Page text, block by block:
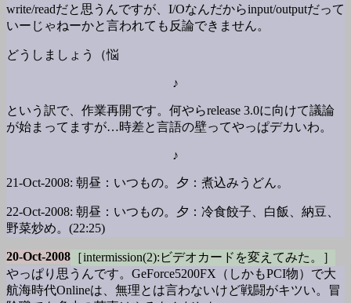
write/readだと思うんですが、I/Oなんだからinput/outputだって
いーじゃねーかと言われても反論できません。
どうしましょう（悩
♪
という訳で、作業再開です。何やらrelease 3.0に向けて議論
が始まってますが…時差と言語の壁ってやっぱデカいわ。
♪
21-Oct-2008: 朝昼：いつもの。夕：煮込みうどん。
22-Oct-2008: 朝昼：いつもの。夕：冷食餃子、白飯、納豆、
野菜炒め。(22:25)
20-Oct-2008 ［intermission(2):ビデオカードを変えてみた。］
やっぱり思うんです。GeForce5200FX（しかもPCI物）で大
航海時代Onlineは、無理とは言わないけど戦闘がキツい。冒